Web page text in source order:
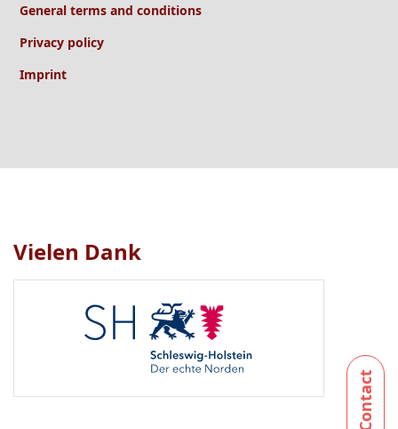
General terms and conditions
Privacy policy
Imprint
Vielen Dank
Logo1bis1von1sichtbar.